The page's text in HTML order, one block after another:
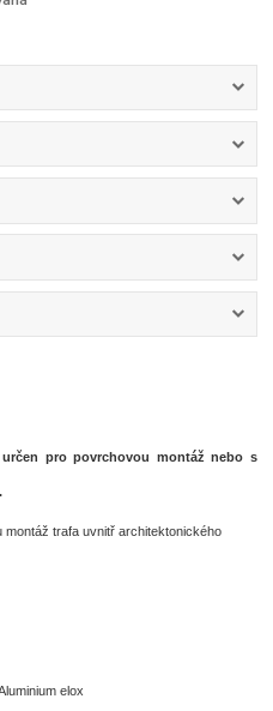
pro povrchovou montáž nebo s
montáž trafa uvnitř architektonického
elox